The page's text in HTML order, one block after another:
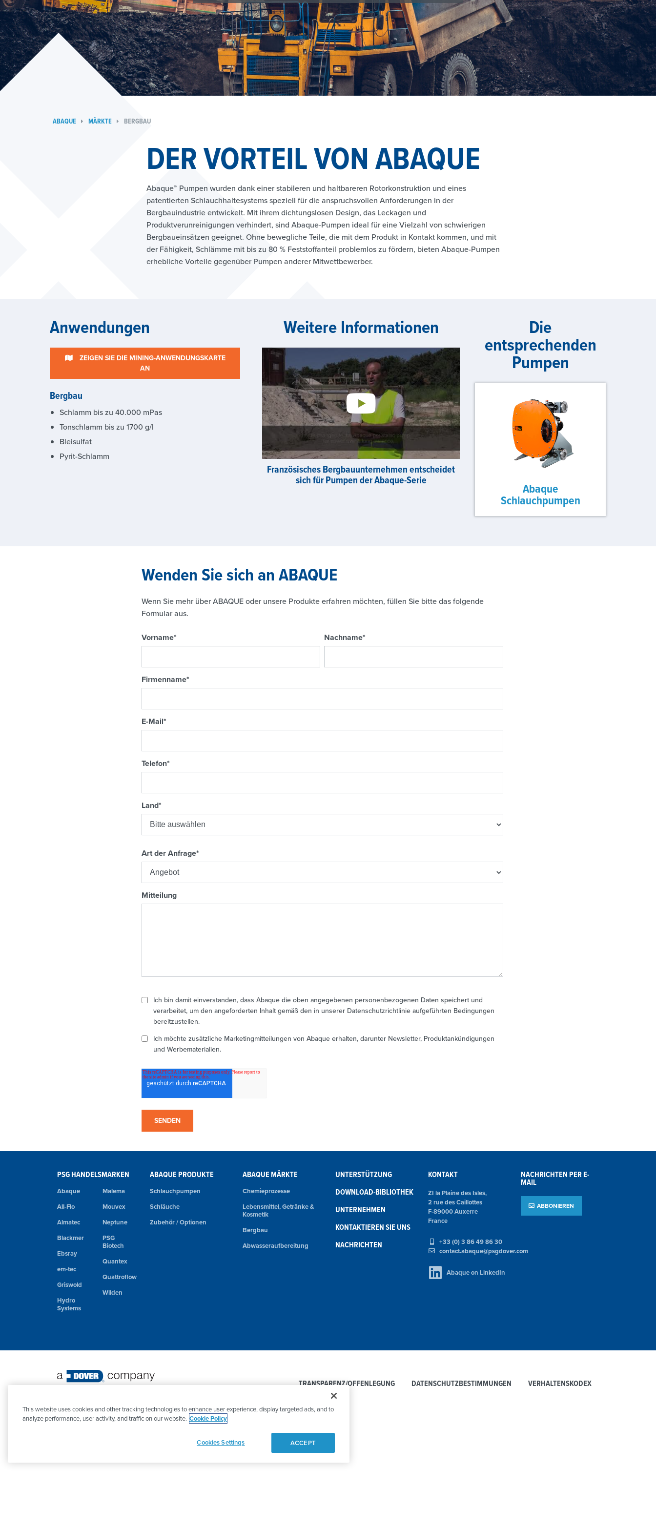
ABAQUE MÄRKTE BERGBAU
DER VORTEIL VON ABAQUE
Abaque™ Pumpen wurden dank einer stabileren und haltbareren Rotorkonstruktion und eines
patentierten Schlauchhaltesystems speziell für die anspruchsvollen Anforderungen in der
Bergbauindustrie entwickelt. Mit ihrem dichtungslosen Design, das Leckagen und
Produktverunreinigungen verhindert, sind Abaque-Pumpen ideal für eine Vielzahl von schwierigen
Bergbaueinsätzen geeignet. Ohne bewegliche Teile, die mit dem Produkt in Kontakt kommen, und mit
der Fähigkeit, Schlämme mit bis zu 80 % Feststoffanteil problemlos zu fördern, bieten Abaque-Pumpen
erhebliche Vorteile gegenüber Pumpen anderer Mitwettbewerber.
Anwendungen
ZEIGEN SIE DIE MINING-ANWENDUNGSKARTE
AN
Bergbau
Schlamm bis zu 40.000 mPas
Tonschlamm bis zu 1700 g/l
Bleisulfat
Pyrit-Schlamm
Weitere Informationen
Französisches Bergbauunternehmen entscheidet
sich für Pumpen der Abaque-Serie
Die
entsprechenden
Pumpen
Abaque
Schlauchpumpen
Wenden Sie sich an ABAQUE
Wenn Sie mehr über ABAQUE oder unsere Produkte erfahren möchten, füllen Sie bitte das folgende
Formular aus.
Vorname* Nachname*
Firmenname*
E-Mail*
Telefon*
Land*
Art der Anfrage*
Mitteilung
Ich bin damit einverstanden, dass Abaque die oben angegebenen personenbezogenen Daten speichert und
verarbeitet, um den angeforderten Inhalt gemäß den in unserer Datenschutzrichtlinie aufgeführten Bedingungen
bereitzustellen.
Ich möchte zusätzliche Marketingmitteilungen von Abaque erhalten, darunter Newsletter, Produktankündigungen
und Werbematerialien.
PSG HANDELSMARKEN
Abaque
All-Flo
Almatec
Blackmer
Ebsray
em-tec
Griswold
Hydro
Systems
Malema
Mouvex
Neptune
PSG
Biotech
Quantex
Quattroflow
Wilden
ABAQUE PRODUKTE
Schlauchpumpen
Schläuche
Zubehör / Optionen
ABAQUE MÄRKTE
Chemieprozesse
Lebensmittel, Getränke &
Kosmetik
Bergbau
Abwasseraufbereitung
UNTERSTÜTZUNG
DOWNLOAD-BIBLIOTHEK
UNTERNEHMEN
KONTAKTIEREN SIE UNS
NACHRICHTEN
KONTAKT
ZI la Plaine des Isles,
2 rue des Caillottes
F-89000 Auxerre
France
+33 (0) 3 86 49 86 30
contact.abaque@psgdover.com
Abaque on LinkedIn
NACHRICHTEN PER E-
MAIL
ABBONIEREN
TRANSPARENZ/OFFENLEGUNG DATENSCHUTZBESTIMMUNGEN VERHALTENSKODEX
This website uses cookies and other tracking technologies to enhance user experience, display targeted ads, and to
analyze performance, user activity, and traffic on our website. Cookie Policy
Cookies Settings ACCEPT